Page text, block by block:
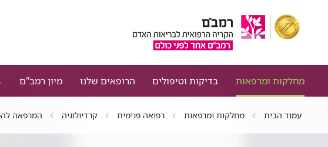
מחלקות ומרפאות בדיקות וטיפולים הרופאים שלנו מיון רמב"ם
עמוד הבית מחלקות ומרפאות רפואה פנימית קרדיולוגיה המרפאה